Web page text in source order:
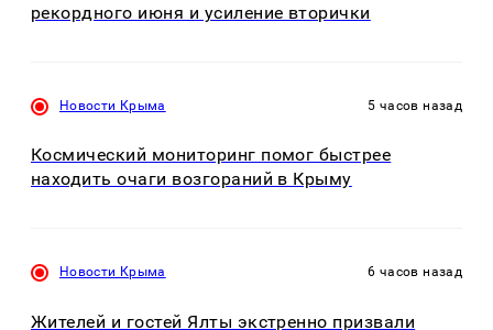
рекордного июня и усиление вторички
Новости Крыма 5 часов назад
Космический мониторинг помог быстрее
находить очаги возгораний в Крыму
Новости Крыма 6 часов назад
Жителей и гостей Ялты экстренно призвали